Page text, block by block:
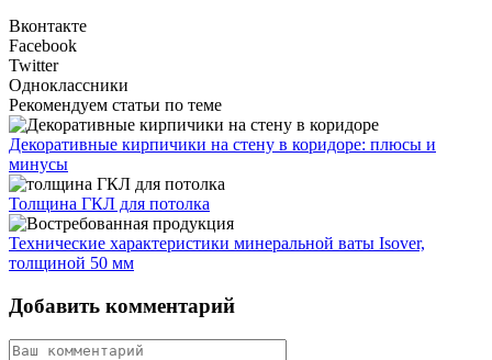
Вконтакте
Facebook
Twitter
Одноклассники
Рекомендуем статьи по теме
Декоративные кирпичики на стену в коридоре: плюсы и
минусы
Толщина ГКЛ для потолка
Технические характеристики минеральной ваты Isover,
толщиной 50 мм
Добавить комментарий